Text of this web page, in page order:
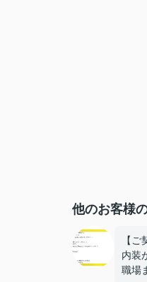
他のお客様
【ご
内装
職場